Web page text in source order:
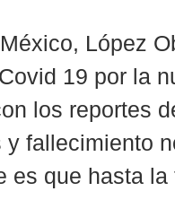
López
19 por la
los reportes
fallecimiento
es que hasta